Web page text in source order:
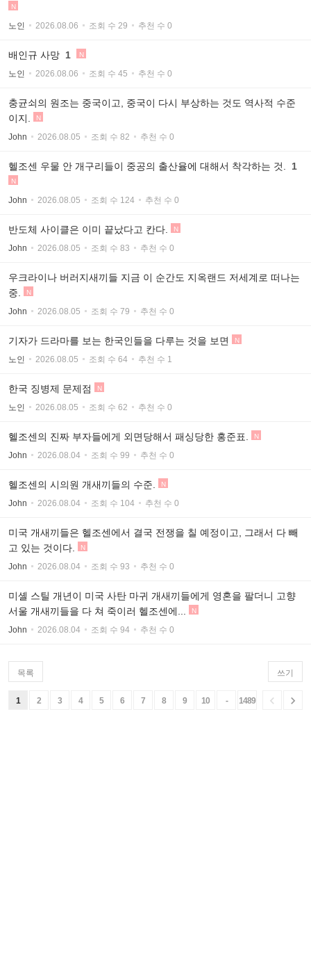
N
노인 2026.08.06 조회 수 29 추천 수 0
배인규 사망 1 N
노인 2026.08.06 조회 수 45 추천 수 0
충균쇠의 원조는 중국이고, 중국이 다시 부상하는 것도 역사적 수준
이지.
N
John 2026.08.05 조회 수 82 추천 수 0
헬조센 우물 안 개구리들이 중공의 출산율에 대해서 착각하는 것. 1
N
John 2026.08.05 조회 수 124 추천 수 0
반도체 사이클은 이미 끝났다고 칸다. N
John 2026.08.05 조회 수 83 추천 수 0
우크라이나 버러지새끼들 지금 이 순간도 지옥랜드 저세계로 떠나는
중.
N
John 2026.08.05 조회 수 79 추천 수 0
기자가 드라마를 보는 한국인들을 다루는 것을 보면 N
노인 2026.08.05 조회 수 64 추천 수 1
한국 징병제 문제점 N
노인 2026.08.05 조회 수 62 추천 수 0
헬조센의 진짜 부자들에게 외면당해서 패싱당한 홍준표. N
John 2026.08.04 조회 수 99 추천 수 0
헬조센의 시의원 개새끼들의 수준. N
John 2026.08.04 조회 수 104 추천 수 0
미국 개새끼들은 헬조센에서 결국 전쟁을 칠 예정이고, 그래서 다 빼
고 있는 것이다.
N
John 2026.08.04 조회 수 93 추천 수 0
미셸 스틸 개년이 미국 사탄 마귀 개새끼들에게 영혼을 팔더니 고향
서울 개새끼들을 다 쳐 죽이러 헬조센에...
N
John 2026.08.04 조회 수 94 추천 수 0
목록 쓰기
1 2 3 4 5 6 7 8 9 10 - 1489  